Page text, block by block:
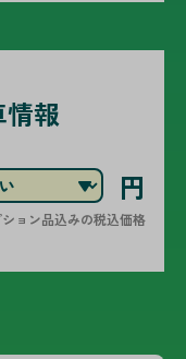
報
円
ョン品込みの税込価格